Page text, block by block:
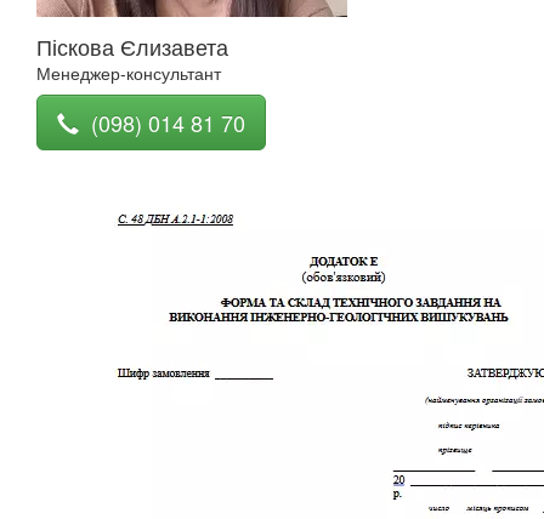
Піскова Єлизавета
Менеджер-консультант
(098) 014 81 70